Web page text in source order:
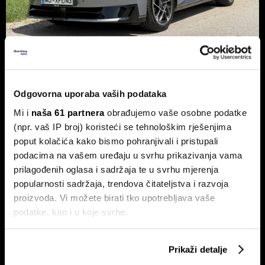
Odgovorna uporaba vaših podataka
Mi i naša 61 partneraobrađujemo vaše osobne podatke
(npr. vaš IP broj) koristeći se tehnološkim rješenjima
poput kolačića kako bismo pohranjivali i pristupali
podacima na vašem uređaju u svrhu prikazivanja vama
prilagođenih oglasa i sadržaja te u svrhu mjerenja
popularnosti sadržaja, trendova čitateljstva i razvoja
proizvoda. Vi možete birati tko upotrebljava vaše
podatke, kao i u koje svrhe.
Prikupljati podatke o vašoj geografskoj lokaciji,
Prikaži detalje
navijen i računa kao Turing
Luksuzni fastback s vlastitim čipom koji po
performansama nadmašuje usporedive Nvidijine proizvode.
Slučaj Fekkai - ni luksuzni biznisi
nisu pošteđeni otkrića iz